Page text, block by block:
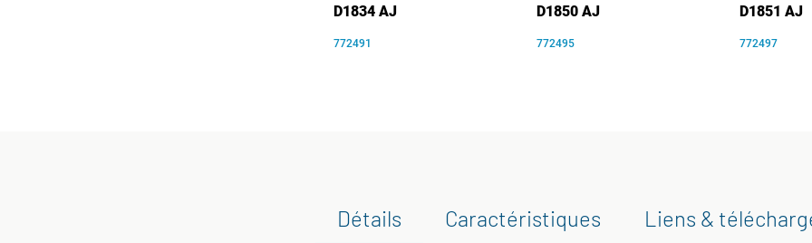
D1834 AJ
772491
D1850 AJ
772495
D1851 AJ
772497
Détails Caractéristiques Liens &